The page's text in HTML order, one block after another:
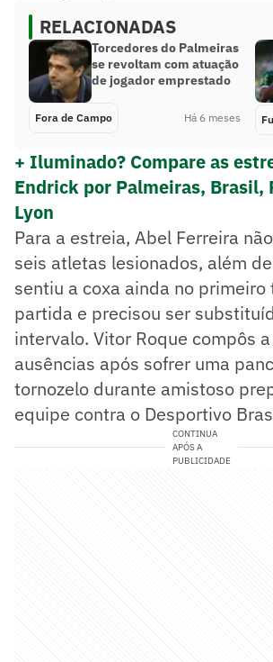
RELACIONADAS
Torcedores do Palmeiras
se revoltam com atuação
de jogador emprestado
Fora de Campo Há 6 meses
+ Iluminado? Compare as
Endrick por Palmeiras, Brasil,
Lyon
Para a estreia, Abel Ferreira
seis atletas lesionados, além
sentiu a coxa ainda no primeiro
partida e precisou ser
intervalo. Vitor Roque compôs
ausências após sofrer uma
tornozelo durante amistoso
equipe contra o Desportivo
CONTINUA
APÓS A
PUBLICIDADE